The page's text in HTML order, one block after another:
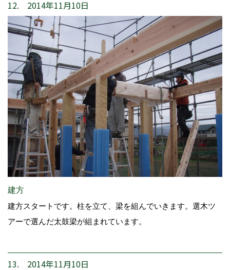
12. 2014年11月10日
建方
建方スタートです。柱を立て、梁を組んでいきます。選木ツ
アーで選んだ太鼓梁が組まれています。
13. 2014年11月10日